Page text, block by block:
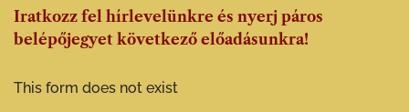
Iratkozz fel hírlevelünkre és nyerj páros
belépőjegyet következő előadásunkra!
This form does not exist